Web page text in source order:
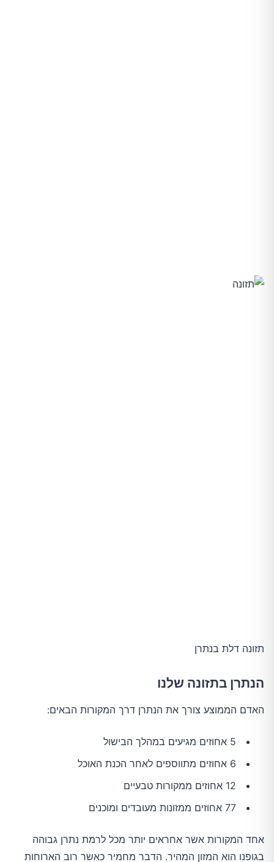
תזונה דלת בנתרן
הנתרן בתזונה שלנו
האדם הממוצע צורך את הנתרן דרך המקורות הבאים:
5 אחוזים מגיעים במהלך הבישול
6 אחוזים מתווספים לאחר הכנת האוכל
12 אחוזים ממקורות טבעיים
77 אחוזים ממזונות מעובדים ומוכנים
אחד המקורות אשר אחראים יותר מכל לרמת נתרן גבוהה
בגופנו הוא המזון המהיר. הדבר מחמיר כאשר רוב הארוחות